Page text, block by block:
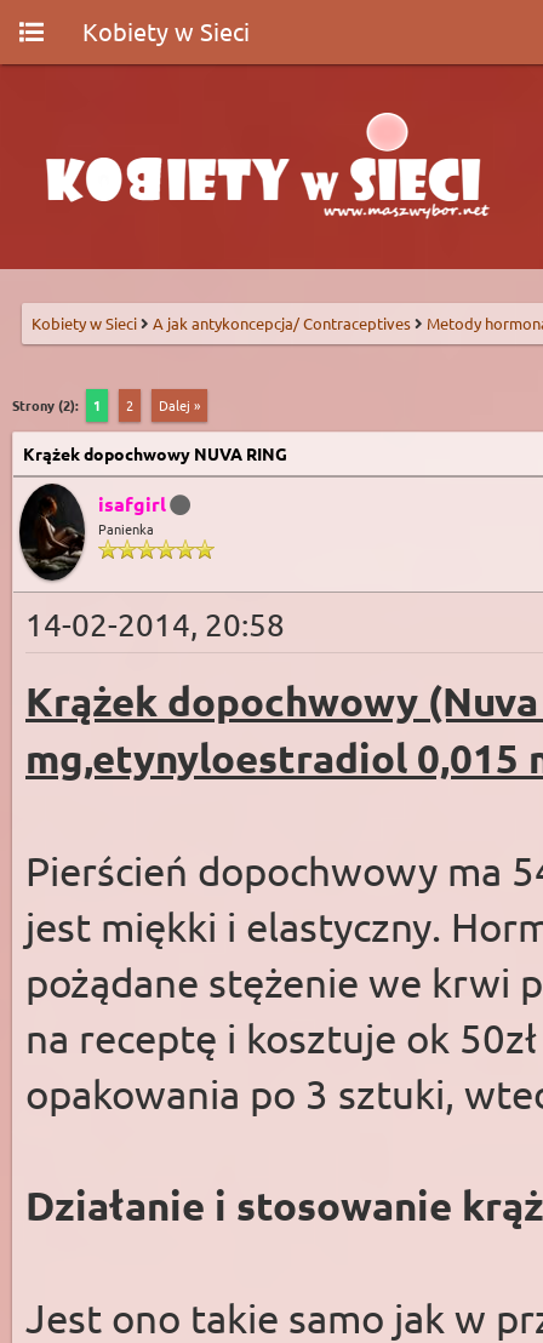
Kobiety w Sieci
Kobiety w Sieci A jak antykoncepcja/ Contraceptives Metody
Strony (2): 1 2 Dalej »
Krążek dopochwowy NUVA RING
isafgirl
Panienka
14-02-2014, 20:58
Krążek dopochwowy
mg,etynyloestradiol 0,015
Pierścień dopochwowy ma
jest miękki i elastyczny.
pożądane stężenie we krwi
na receptę i kosztuje ok
opakowania po 3 sztuki,
Działanie i stosowanie
Jest ono takie samo jak w